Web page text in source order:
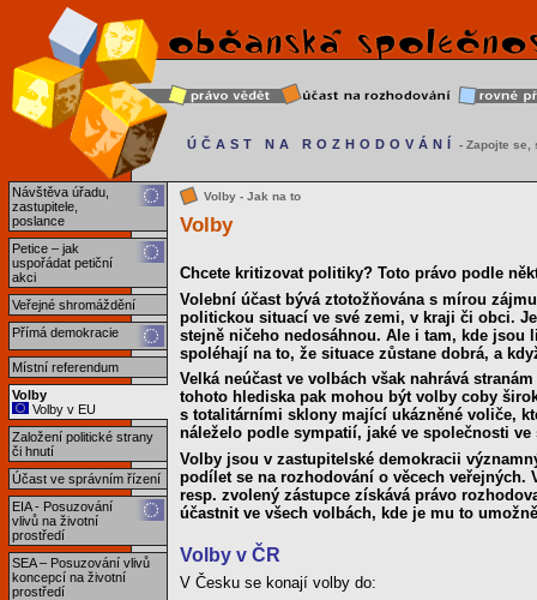
Návštěva úřadu,
zastupitele,
poslance
Petice – jak
uspořádat petiční
akci
Veřejné shromáždění
Přímá demokracie
Místní referendum
Volby
Volby v EU
Založení politické strany
či hnutí
Účast ve správním řízení
EIA - Posuzování
vlivů na životní
prostředí
SEA – Posuzování vlivů
koncepcí na životní
prostředí
ÚČAST NA ROZHODOVÁNÍ - Zapojte se,
Volby - Jak na to
Volby
Chcete kritizovat politiky? Toto právo podle
Volební účast bývá ztotožňována s mírou
politickou situací ve své zemi, v kraji či obci.
stejně ničeho nedosáhnou. Ale i tam, kde jsou
spoléhají na to, že situace zůstane dobrá, a
Velká neúčast ve volbách však nahrává
tohoto hlediska pak mohou být volby coby
s totalitárními sklony mající ukázněné voliče,
náleželo podle sympatií, jaké ve společnosti
Volby jsou v zastupitelské demokracii
podílet se na rozhodování o věcech veřejných.
resp. zvolený zástupce získává právo
účastnit ve všech volbách, kde je mu to
Volby v ČR
V Česku se konají volby do: